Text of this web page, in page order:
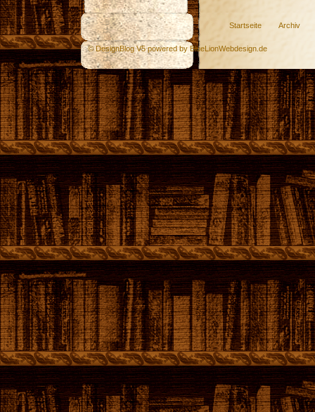
Startseite Archiv
© DesignBlog V5 powered by BlueLionWebdesign.de